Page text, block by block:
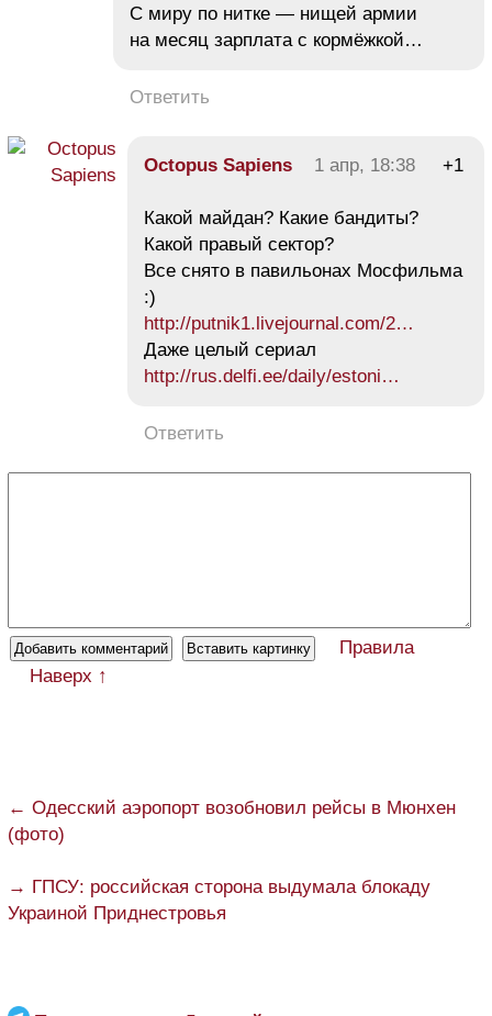
С миру по нитке — нищей армии
на месяц зарплата с кормёжкой…
Ответить
Octopus Sapiens 1 апр, 18:38 +1
Какой майдан? Какие бандиты?
Какой правый сектор?
Все снято в павильонах Мосфильма
:)
http://putnik1.livejournal.com/2…
Даже целый сериал
http://rus.delfi.ee/daily/estoni…
Ответить
Правила
Наверх ↑
← Одесский аэропорт возобновил рейсы в Мюнхен
(фото)
→ ГПСУ: российская сторона выдумала блокаду
Украиной Приднестровья